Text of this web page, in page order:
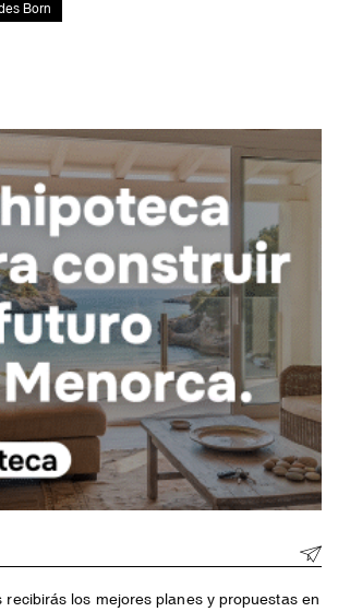
Born
recibirás los mejores planes y propuestas en